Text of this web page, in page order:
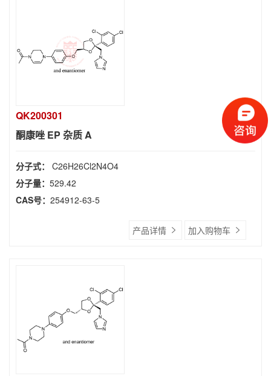
QK200301
酮康唑 EP 杂质 A
分子式： C26H26Cl2N4O4
分子量： 529.42
CAS号： 254912-63-5
产品详情 加入购物车